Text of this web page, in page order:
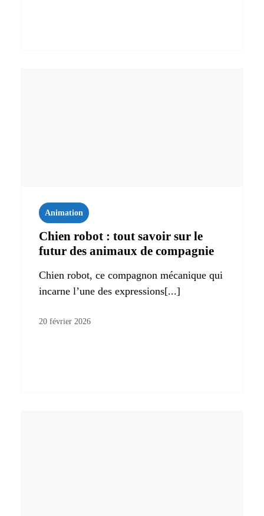
Animation
Chien robot : tout savoir sur le
futur des animaux de compagnie
Chien robot, ce compagnon mécanique qui
incarne l’une des expressions[...]
20 février 2026